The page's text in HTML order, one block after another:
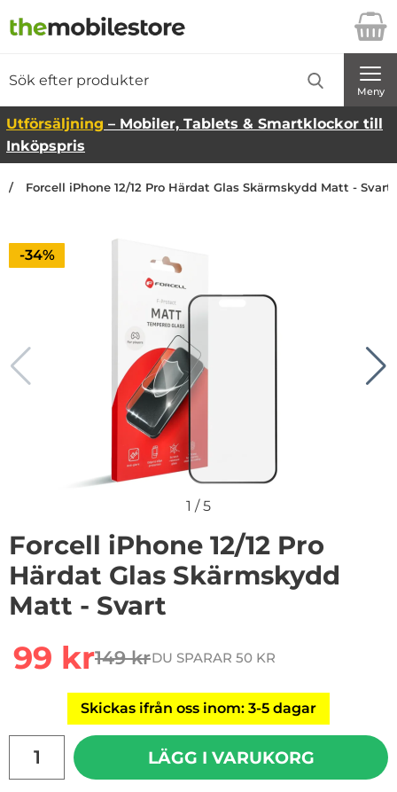
Startsidan för Danira Telecom AB
Meny
Utförsäljning – Mobiler, Tablets & Smartklockor till
Inköpspris
Forcell iPhone 12/12 Pro Härdat Glas Skärmskydd Matt - Svart
Priset är nedsatt med
-34%
1 /5
Forcell iPhone 12/12 Pro
Härdat Glas Skärmskydd
Matt - Svart
rea pris
99 krtidigare pris
149 krDU SPARAR 50 KR
Skickas ifrån oss inom: 3-5 dagar
LÄGG I VARUKORG